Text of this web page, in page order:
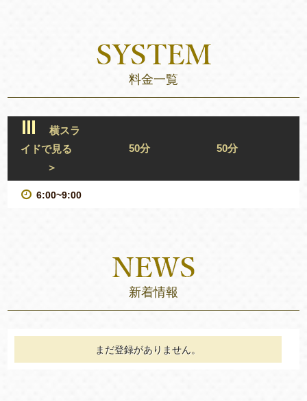
料金一覧
横スラ
イドで見る
＞
50分 50分
6:00~9:00
新着情報
まだ登録がありません。